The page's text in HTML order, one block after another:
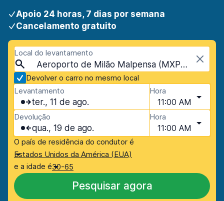
Apoio 24 horas, 7 dias por semana
Cancelamento gratuito
Local do levantamento
Aeroporto de Milão Malpensa (MXP), Milão, Itália
Devolver o carro no mesmo local
Levantamento
ter., 11 de ago.
Hora
11:00 AM
Devolução
qua., 19 de ago.
Hora
11:00 AM
O país de residência do condutor é
Estados Unidos da América (EUA)
e a idade é30-65
Pesquisar agora